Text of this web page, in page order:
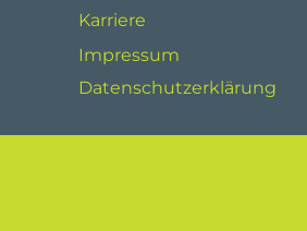
Karriere
Impressum
Datenschutzerklärung